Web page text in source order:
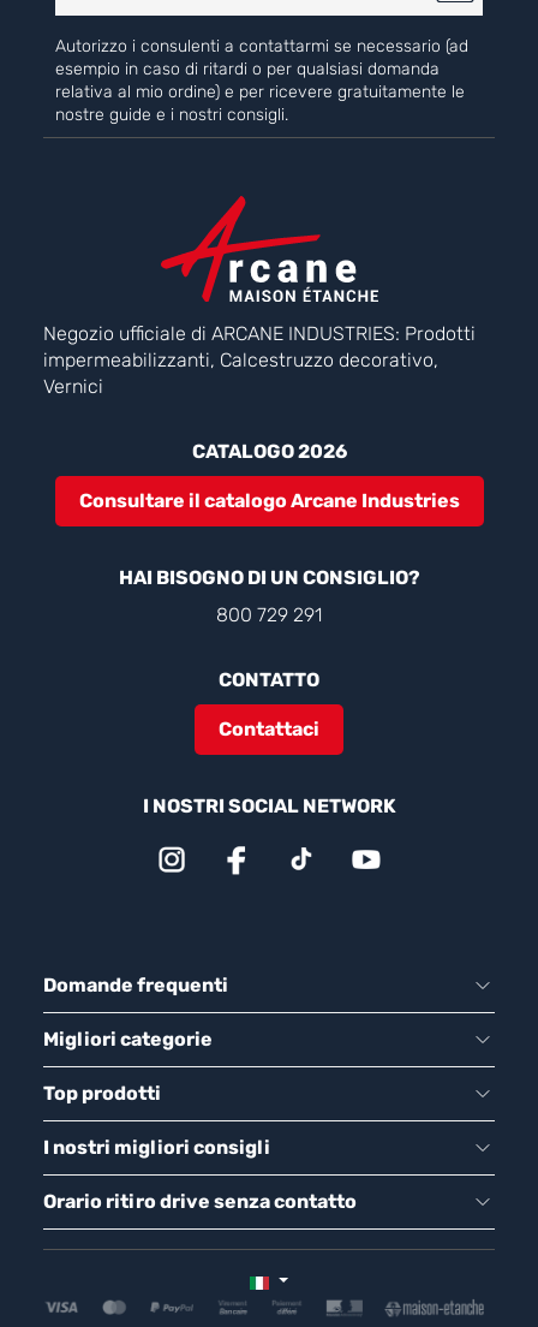
Autorizzo i consulenti a contattarmi se necessario (ad
esempio in caso di ritardi o per qualsiasi domanda
relativa al mio ordine) e per ricevere gratuitamente le
nostre guide e i nostri consigli.
Negozio ufficiale di ARCANE INDUSTRIES: Prodotti
impermeabilizzanti, Calcestruzzo decorativo,
Vernici
CATALOGO 2026
Consultare il catalogo Arcane Industries
HAI BISOGNO DI UN CONSIGLIO?
800 729 291
CONTATTO
Contattaci
I NOSTRI SOCIAL NETWORK
Domande frequenti
Migliori categorie
Top prodotti
I nostri migliori consigli
Orario ritiro drive senza contatto